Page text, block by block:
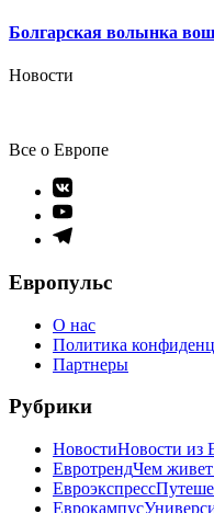
Болгарская волынка
Новости
Все о Европе
Элемент
меню
Элемент
меню
Элемент
Европульс
О нас
Политика
Партнеры
Рубрики
НовостиНовости из
ЕвротрендЧем живет
Евроэкспресс
Еврокампус